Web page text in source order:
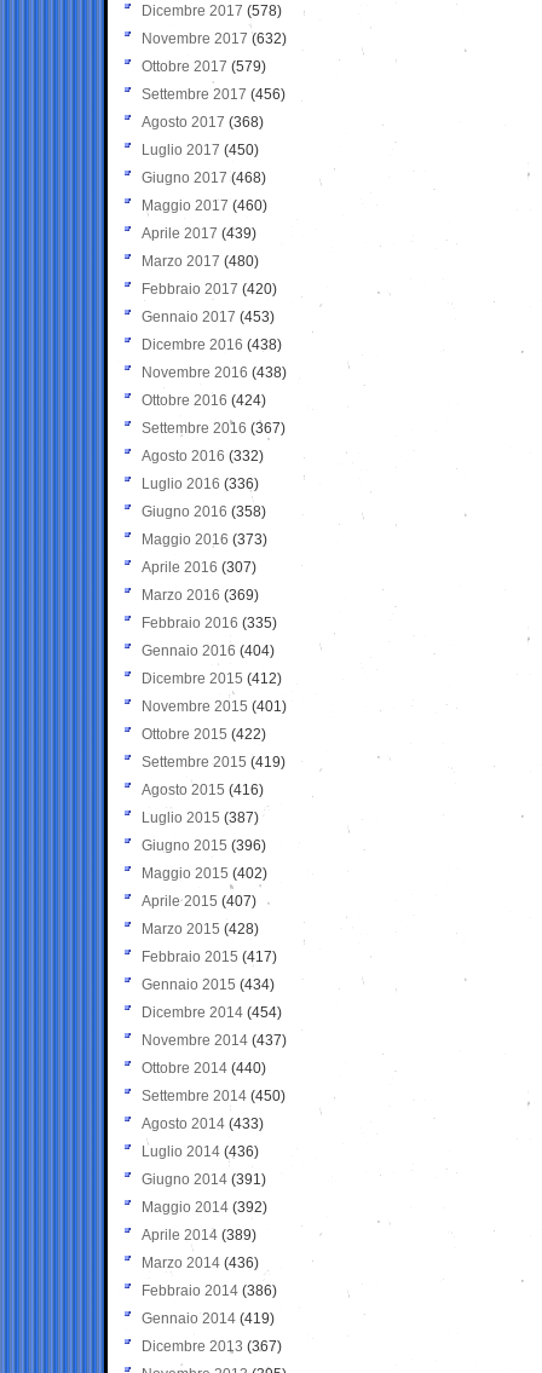
Dicembre 2017 (578)
Novembre 2017 (632)
Ottobre 2017 (579)
Settembre 2017 (456)
Agosto 2017 (368)
Luglio 2017 (450)
Giugno 2017 (468)
Maggio 2017 (460)
Aprile 2017 (439)
Marzo 2017 (480)
Febbraio 2017 (420)
Gennaio 2017 (453)
Dicembre 2016 (438)
Novembre 2016 (438)
Ottobre 2016 (424)
Settembre 2016 (367)
Agosto 2016 (332)
Luglio 2016 (336)
Giugno 2016 (358)
Maggio 2016 (373)
Aprile 2016 (307)
Marzo 2016 (369)
Febbraio 2016 (335)
Gennaio 2016 (404)
Dicembre 2015 (412)
Novembre 2015 (401)
Ottobre 2015 (422)
Settembre 2015 (419)
Agosto 2015 (416)
Luglio 2015 (387)
Giugno 2015 (396)
Maggio 2015 (402)
Aprile 2015 (407)
Marzo 2015 (428)
Febbraio 2015 (417)
Gennaio 2015 (434)
Dicembre 2014 (454)
Novembre 2014 (437)
Ottobre 2014 (440)
Settembre 2014 (450)
Agosto 2014 (433)
Luglio 2014 (436)
Giugno 2014 (391)
Maggio 2014 (392)
Aprile 2014 (389)
Marzo 2014 (436)
Febbraio 2014 (386)
Gennaio 2014 (419)
Dicembre 2013 (367)